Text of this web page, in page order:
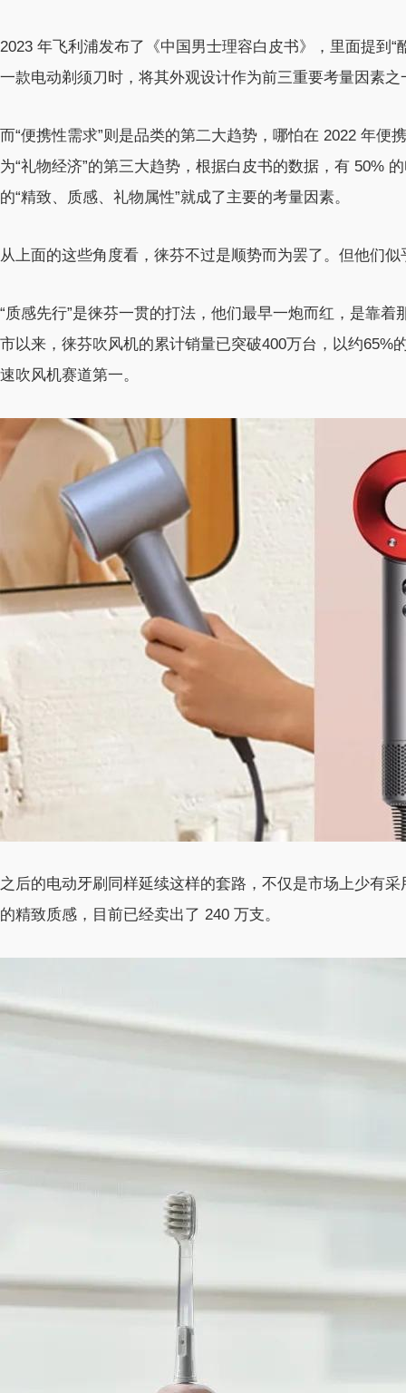
2023 年飞利浦发布了《中国男士理容白皮书》，里面提到
一款电动剃须刀时，将其外观设计作为前三重要考量因素之
而“便携性需求”则是品类的第二大趋势，哪怕在 2022 年
为“礼物经济”的第三大趋势，根据白皮书的数据，有 50%
的“精致、质感、礼物属性”就成了主要的考量因素。
从上面的这些角度看，徕芬不过是顺势而为罢了。但他们
“质感先行”是徕芬一贯的打法，他们最早一炮而红，是靠
市以来，徕芬吹风机的累计销量已突破400万台，以约65%
速吹风机赛道第一。
之后的电动牙刷同样延续这样的套路，不仅是市场上少有
的精致质感，目前已经卖出了 240 万支。